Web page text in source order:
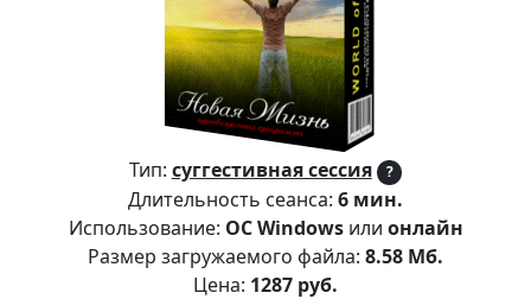
Тип: суггестивная сессия ?
Длительность сеанса: 6 мин.
Использование: ОС Windowsили онлайн
Размер загружаемого файла: 8.58 Мб.
Цена: 1287 руб.